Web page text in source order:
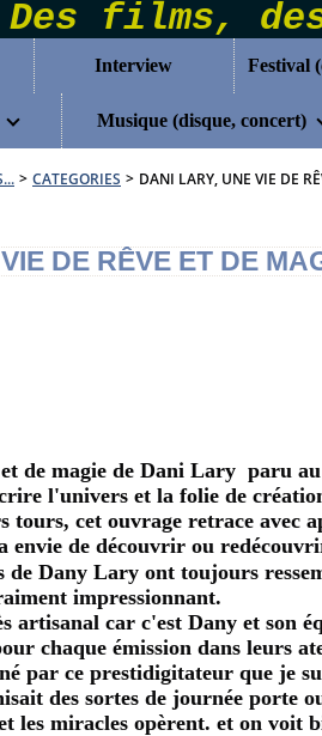
Interview
Musique (disque, concert)
> CATEGORIES > DANI LARY, UNE VIE DE
DE RÊVE ET DE
de magie de Dani Lary paru
l'univers et la folie de
tours, cet ouvrage retrace avec
envie de découvrir ou
de Dany Lary ont toujours
impressionnant.
artisanal car c'est Dany et son
chaque émission dans leurs
par ce prestidigitateur que je
des sortes de journée porte
les miracles opèrent. et on voit